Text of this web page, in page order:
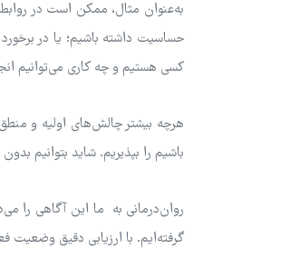
به‌عنوان مثال، ممکن است در
حساسیت داشته باشیم؛ یا در
کسی هستیم و چه کاری می‌توانیم
هرچه بیشتر چالش‌های اولیه و
باشیم را بپذیریم. شاید بتوانیم
روان‌درمانی به ما این آگاهی را
گرفته‌ایم. با ارزیابی دقیق